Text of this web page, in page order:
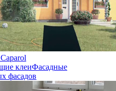
клеиФасадные
фасадов